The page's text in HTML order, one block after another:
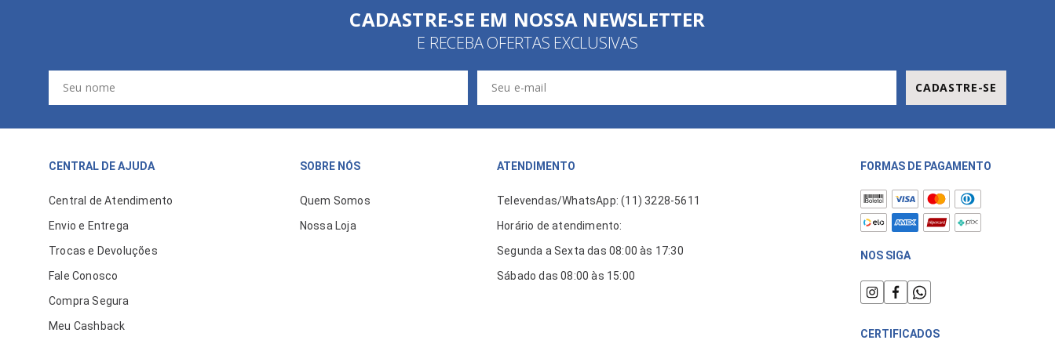
CADASTRE-SE EM NOSSA NEWSLETTER
E RECEBA OFERTAS EXCLUSIVAS
CADASTRE-SE
CENTRAL DE AJUDA
Central de Atendimento
Envio e Entrega
Trocas e Devoluções
Fale Conosco
Compra Segura
Meu Cashback
SOBRE NÓS
Quem Somos
Nossa Loja
ATENDIMENTO
Televendas/WhatsApp: (11) 3228-5611
Horário de atendimento:
Segunda a Sexta das 08:00 às 17:30
Sábado das 08:00 às 15:00
FORMAS DE PAGAMENTO
NOS SIGA
CERTIFICADOS